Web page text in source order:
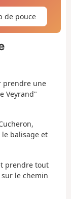
de pouce
prendre une
Veyrand"
balisage et
prendre tout
le chemin